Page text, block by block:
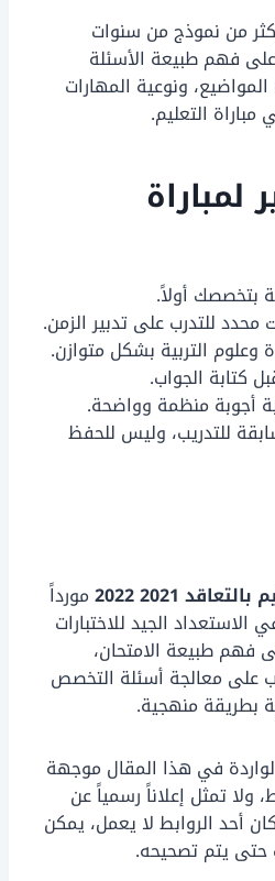
من نموذج من سنوات
فهم طبيعة الأسئلة
ونوعية المهارات
مباراة التعليم.
لمباراة
بتخصصك أولاً.
محدد للتدرب على تدبير الزمن.
وعلوم التربية بشكل متوازن.
كتابة الجواب.
أجوبة منظمة وواضحة.
للتدريب، وليس للحفظ
2021 2022
مورداً
الجيد للاختبارات
فهم طبيعة الامتحان،
على معالجة أسئلة التخصص
بطريقة منهجية.
في هذا المقال موجهة
ولا تمثل إعلاناً رسمياً عن
أحد الروابط لا يعمل، يمكن
حتى يتم تصحيحه.